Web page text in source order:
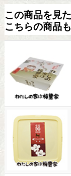
この商品を見た
こちらの商品